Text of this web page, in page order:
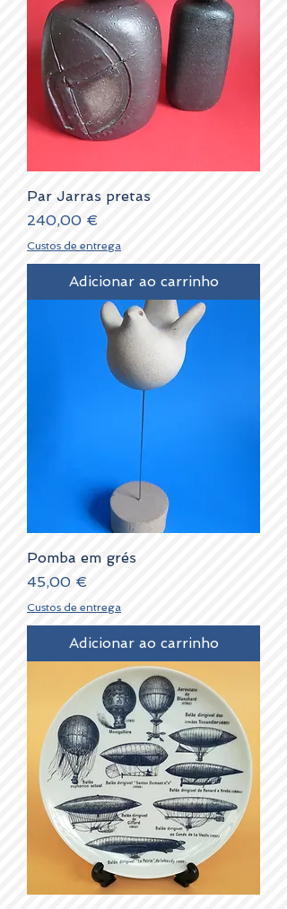
Par Jarras pretas
Preço
240,00 €
Custos de entrega
Adicionar ao carrinho
Pomba em grés
Preço
45,00 €
Custos de entrega
Adicionar ao carrinho